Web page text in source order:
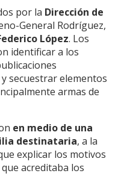
por la Dirección de
General Rodríguez,
López. Los
identificar a los
secuestrar elementos
armas de
en medio de una
destinataria, a la
explicar los motivos
acreditaba los